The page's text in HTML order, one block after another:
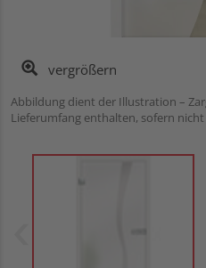
vergrößern
Abbildung dient der Illustration –
Lieferumfang enthalten, sofern